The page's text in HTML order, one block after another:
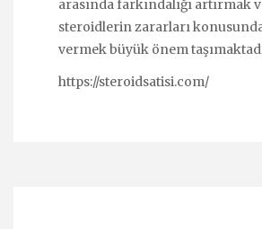
arasında farkındalığı artırmak
steroidlerin zararları
vermek büyük önem
https://steroidsatisi.com/